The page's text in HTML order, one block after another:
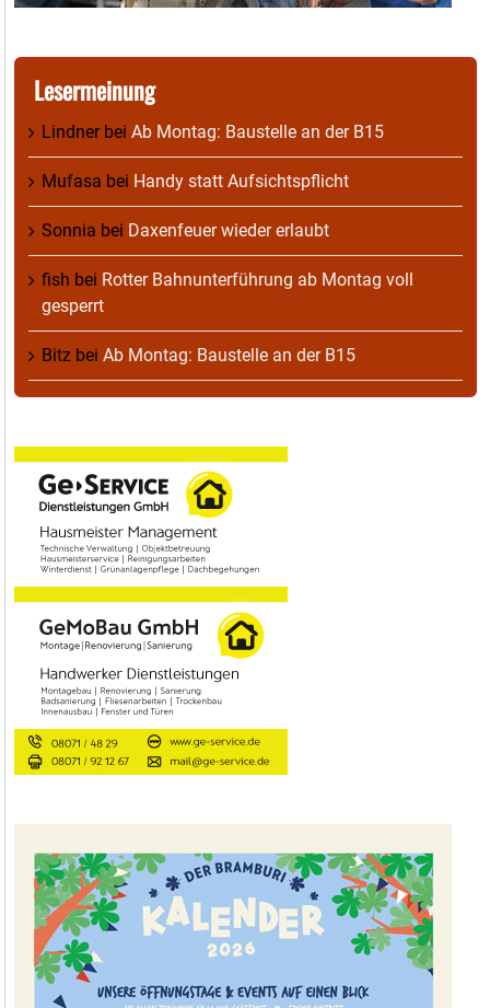
Lesermeinung
Lindnerbei Ab Montag: Baustelle an der B15
Mufasa bei Handy statt Aufsichtspflicht
Sonnia bei Daxenfeuer wieder erlaubt
fish bei Rotter Bahnunterführung ab Montag voll
gesperrt
Bitz bei Ab Montag: Baustelle an der B15